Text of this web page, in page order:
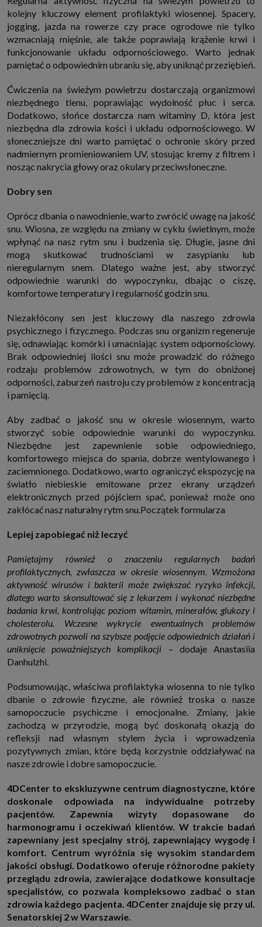
kolejny kluczowy element profilaktyki wiosennej. Spacery,
jogging, jazda na rowerze czy prace ogrodowe nie tylko
wzmacniają mięśnie, ale także poprawiają krążenie krwi i
funkcjonowanie układu odpornościowego. Warto jednak
pamiętać o odpowiednim ubraniu się, aby uniknąć przeziębień.
Ćwiczenia na świeżym powietrzu dostarczają organizmowi
niezbędnego tlenu, poprawiając wydolność płuc i serca.
Dodatkowo, słońce dostarcza nam witaminy D, która jest
niezbędna dla zdrowia kości i układu odpornościowego. W
słoneczniejsze dni warto pamiętać o ochronie skóry przed
nadmiernym promieniowaniem UV, stosując kremy z filtrem i
nosząc nakrycia głowy oraz okulary przeciwsłoneczne.
Dobry sen
Oprócz dbania o nawodnienie, warto zwrócić uwagę na jakość
snu. Wiosna, ze względu na zmiany w cyklu świetlnym, może
wpłynąć na nasz rytm snu i budzenia się. Długie, jasne dni
mogą skutkować trudnościami w zasypianiu lub
nieregularnym snem. Dlatego ważne jest, aby stworzyć
odpowiednie warunki do wypoczynku, dbając o ciszę,
komfortowe temperatury i regularność godzin snu.
Niezakłócony sen jest kluczowy dla naszego zdrowia
psychicznego i fizycznego. Podczas snu organizm regeneruje
się, odnawiając komórki i umacniając system odpornościowy.
Brak odpowiedniej ilości snu może prowadzić do różnego
rodzaju problemów zdrowotnych, w tym do obniżonej
odporności, zaburzeń nastroju czy problemów z koncentracją
i pamięcią.
Aby zadbać o jakość snu w okresie wiosennym, warto
stworzyć sobie odpowiednie warunki do wypoczynku.
Niezbędne jest zapewnienie sobie odpowiedniego,
komfortowego miejsca do spania, dobrze wentylowanego i
zaciemnionego. Dodatkowo, warto ograniczyć ekspozycję na
światło niebieskie emitowane przez ekrany urządzeń
elektronicznych przed pójściem spać, ponieważ może ono
zakłócać nasz naturalny rytm snu.Początek formularza
Lepiej zapobiegać niż leczyć
Pamiętajmy również o znaczeniu regularnych badań
profilaktycznych, zwłaszcza w okresie wiosennym. Wzmożona
aktywność wirusów i bakterii może zwiększać ryzyko infekcji,
dlatego warto skonsultować się z lekarzem i wykonać niezbędne
badania krwi, kontrolując poziom witamin, minerałów, glukozy i
cholesterolu. Wczesne wykrycie ewentualnych problemów
zdrowotnych pozwoli na szybsze podjęcie odpowiednich działań i
uniknięcie poważniejszych komplikacji – dodaje Anastasiia
Danhulzhi.
Podsumowując, właściwa profilaktyka wiosenna to nie tylko
dbanie o zdrowie fizyczne, ale również troska o nasze
samopoczucie psychiczne i emocjonalne. Zmiany, jakie
zachodzą w przyrodzie, mogą być doskonałą okazją do
refleksji nad własnym stylem życia i wprowadzenia
pozytywnych zmian, które będą korzystnie oddziaływać na
nasze zdrowie i dobre samopoczucie.
4DCenter to ekskluzywne centrum diagnostyczne, które
doskonale odpowiada na indywidualne potrzeby
pacjentów. Zapewnia wizyty dopasowane do
harmonogramu i oczekiwań klientów. W trakcie badań
zapewniany jest specjalny strój, zapewniający wygodę i
komfort. Centrum wyróżnia się wysokim standardem
jakości obsługi. Dodatkowo oferuje różnorodne pakiety
przeglądu zdrowia, zawierające dodatkowe konsultacje
specjalistów, co pozwala kompleksowo zadbać o stan
zdrowia każdego pacjenta. 4DCenter znajduje się przy ul.
Senatorskiej 2 w Warszawie.